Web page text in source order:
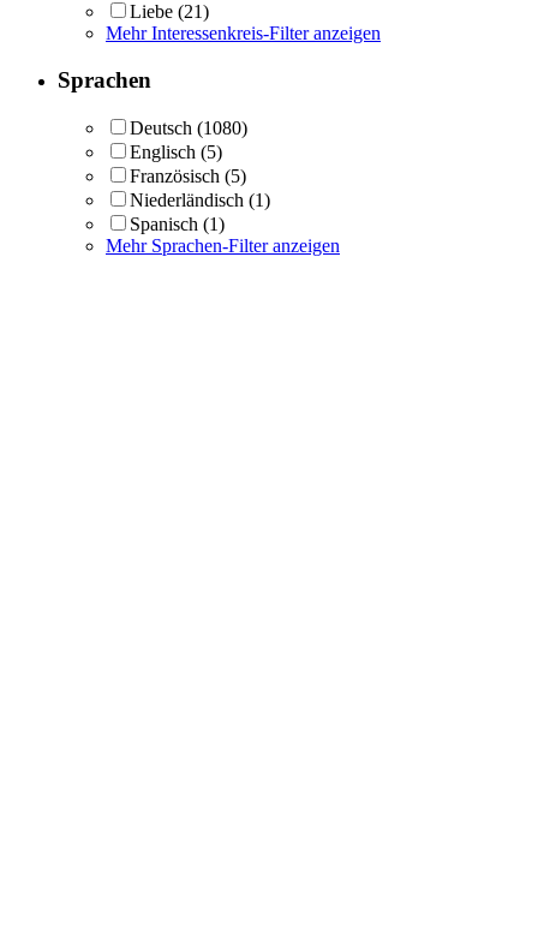
Liebe (21)
Mehr Interessenkreis-Filter anzeigen
Sprachen
Deutsch (1080)
Englisch (5)
Französisch (5)
Niederländisch (1)
Spanisch (1)
Mehr Sprachen-Filter anzeigen